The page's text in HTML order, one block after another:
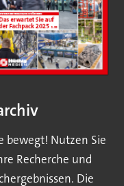
bewegt! Nutzen Sie
Recherche und
Die